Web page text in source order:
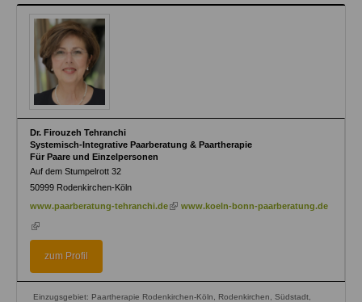
Dr. Firouzeh Tehranchi
Systemisch-Integrative Paarberatung & Paartherapie
Für Paare und Einzelpersonen
Auf dem Stumpelrott 32
50999 Rodenkirchen-Köln
www.paarberatung-tehranchi.de (linkwww.koeln-bonn-paarberatung.de
(link
zum Profil
Einzugsgebiet: Paartherapie Rodenkirchen-Köln, Rodenkirchen, Südstadt,